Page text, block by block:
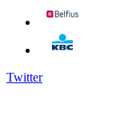
Twitter